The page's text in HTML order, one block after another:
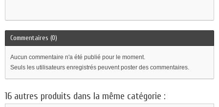
Commentaires (0)
Aucun commentaire n'a été publié pour le moment.
Seuls les utilisateurs enregistrés peuvent poster des commentaires.
16 autres produits dans la même catégorie :